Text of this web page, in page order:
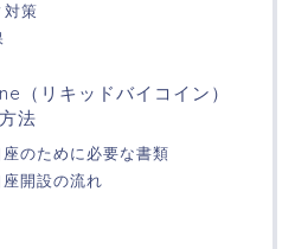
対策
（リキッドバイコイン）
法
のために必要な書類
開設の流れ